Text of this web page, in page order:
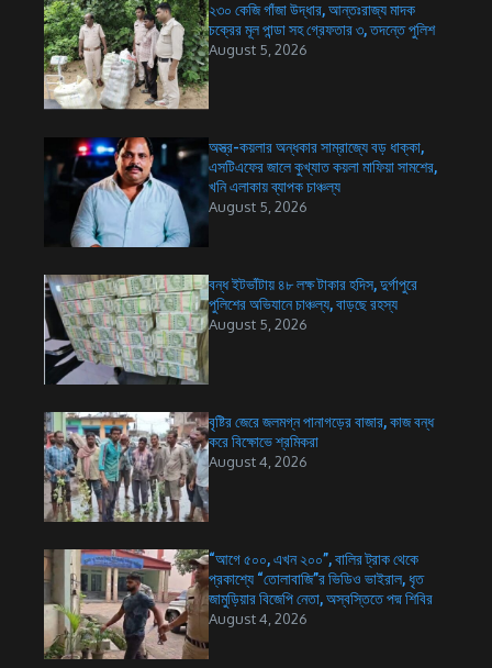
২৩০ কেজি গাঁজা উদ্ধার, আন্তঃরাজ্য মাদক
চক্রের মূল পান্ডা সহ গ্রেফতার ৩, তদন্তে পুলিশ
August 5, 2026
অস্ত্র-কয়লার অন্ধকার সাম্রাজ্যে বড় ধাক্কা,
এসটিএফের জালে কুখ্যাত কয়লা মাফিয়া সামশের,
খনি এলাকায় ব্যাপক চাঞ্চল্য
August 5, 2026
বন্ধ ইটভাঁটায় ৪৮ লক্ষ টাকার হদিস, দুর্গাপুরে
পুলিশের অভিযানে চাঞ্চল্য, বাড়ছে রহস্য
August 5, 2026
বৃষ্টির জেরে জলমগ্ন পানাগড়ের বাজার, কাজ বন্ধ
করে বিক্ষোভে শ্রমিকরা
August 4, 2026
“আগে ৫০০, এখন ২০০”, বালির ট্রাক থেকে
প্রকাশ্যে “তোলাবাজি”র ভিডিও ভাইরাল, ধৃত
জামুড়িয়ার বিজেপি নেতা, অস্বস্তিতে পদ্ম শিবির
August 4, 2026